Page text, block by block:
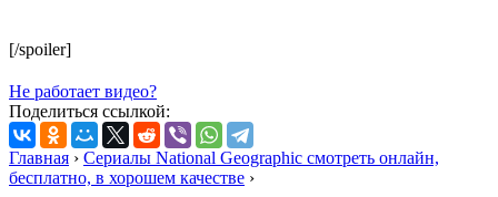
[/spoiler]
Не работает видео?
Поделиться ссылкой:
Главная › Сериалы National Geographic смотреть онлайн,
бесплатно, в хорошем качестве ›